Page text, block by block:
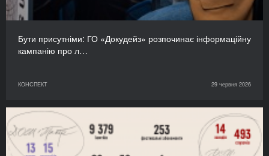
Бути присутніми: ГО «Докудейз» розпочинає інформаційну
кампанію про л…
КОНСПЕКТ 29 червня 2026